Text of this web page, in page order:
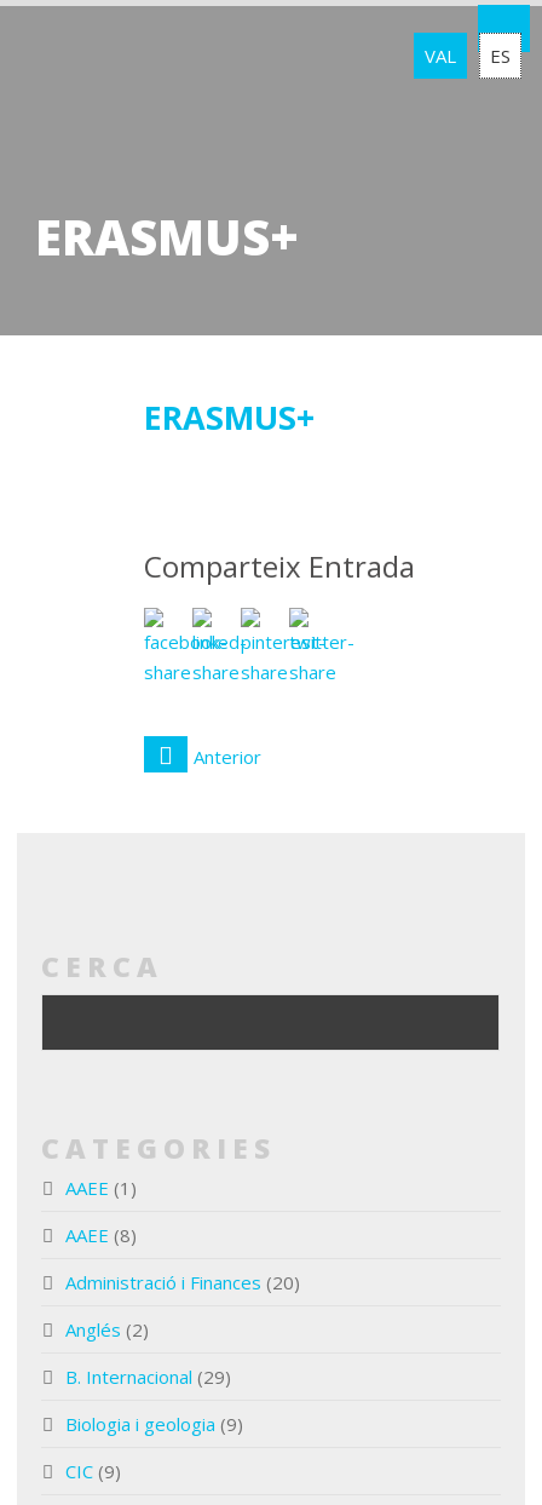
VAL ES
ERASMUS+
ERASMUS+
Comparteix Entrada
Anterior
CERCA
CATEGORIES
AAEE (1)
AAEE (8)
Administració i Finances (20)
Anglés (2)
B. Internacional (29)
Biologia i geologia (9)
CIC (9)